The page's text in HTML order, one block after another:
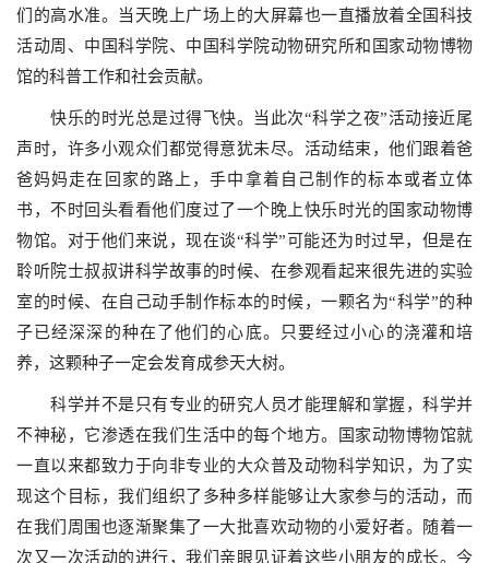
们的高水准。当天晚上广场上的大屏幕也一直播放着全国科技
活动周、中国科学院、中国科学院动物研究所和国家动物博物
馆的科普工作和社会贡献。
快乐的时光总是过得飞快。当此次“科学之夜”活动接近尾
声时，许多小观众们都觉得意犹未尽。活动结束，他们跟着爸
爸妈妈走在回家的路上，手中拿着自己制作的标本或者立体
书，不时回头看看他们度过了一个晚上快乐时光的国家动物博
物馆。对于他们来说，现在谈“科学”可能还为时过早，但是在
聆听院士叔叔讲科学故事的时候、在参观看起来很先进的实验
室的时候、在自己动手制作标本的时候，一颗名为“科学”的种
子已经深深的种在了他们的心底。只要经过小心的浇灌和培
养，这颗种子一定会发育成参天大树。
科学并不是只有专业的研究人员才能理解和掌握，科学并
不神秘，它渗透在我们生活中的每个地方。国家动物博物馆就
一直以来都致力于向非专业的大众普及动物科学知识，为了实
现这个目标，我们组织了多种多样能够让大家参与的活动，而
在我们周围也逐渐聚集了一大批喜欢动物的小爱好者。随着一
次又一次活动的进行，我们亲眼见证着这些小朋友的成长。今